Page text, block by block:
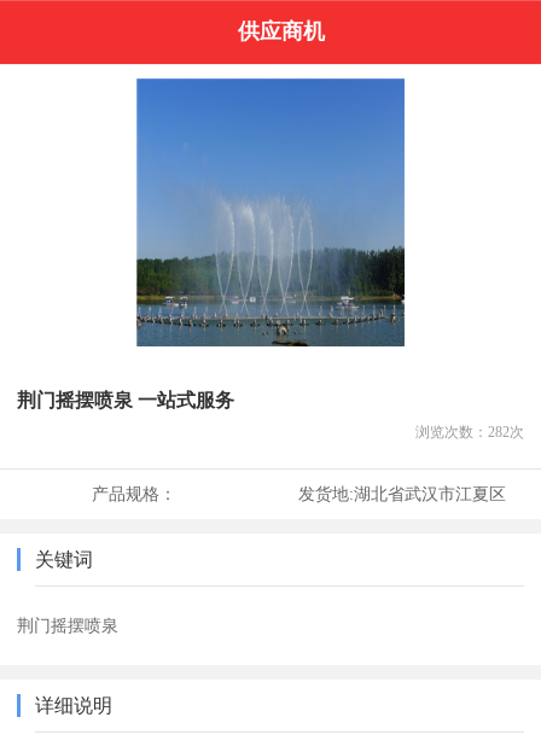
供应商机
荆门摇摆喷泉 一站式服务
浏览次数： 282次
产品规格： 发货地:湖北省武汉市江夏区
关键词
荆门摇摆喷泉
详细说明